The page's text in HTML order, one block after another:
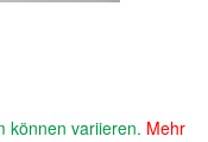
können variieren. Mehr